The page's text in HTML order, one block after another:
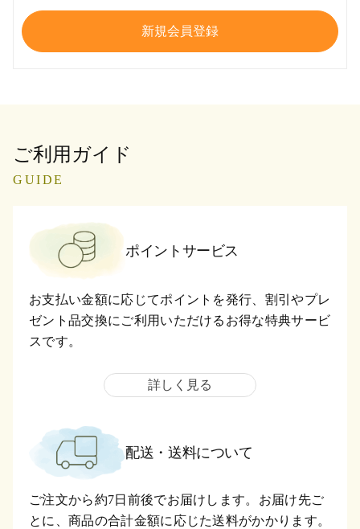
ご利用ガイド
GUIDE
ポイントサービス
お支払い金額に応じてポイントを発行、割引やプレ
ゼント品交換にご利用いただけるお得な特典サービ
スです。
詳しく見る
配送・送料について
ご注文から約7日前後でお届けします。お届け先ご
とに、商品の合計金額に応じた送料がかかります。